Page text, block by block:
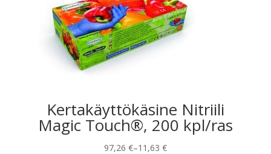
Kertakäyttökäsine Nitriili
Magic Touch®, 200 kpl/ras
11,63 €
–
97,26 €Hintaluokka: